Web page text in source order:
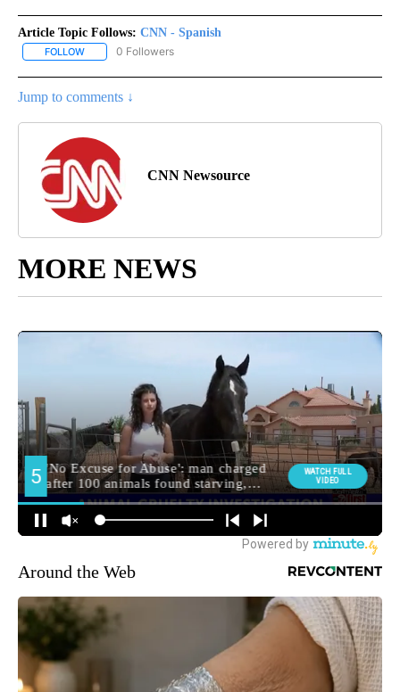
Article Topic Follows: CNN - Spanish
FOLLOW FOLLOW "CNN - SPANISH" TO RECEIVE NOTIFICATIONS ABOUT
0 Followers
Jump to comments ↓
CNN Newsource
MORE NEWS
Around the Web